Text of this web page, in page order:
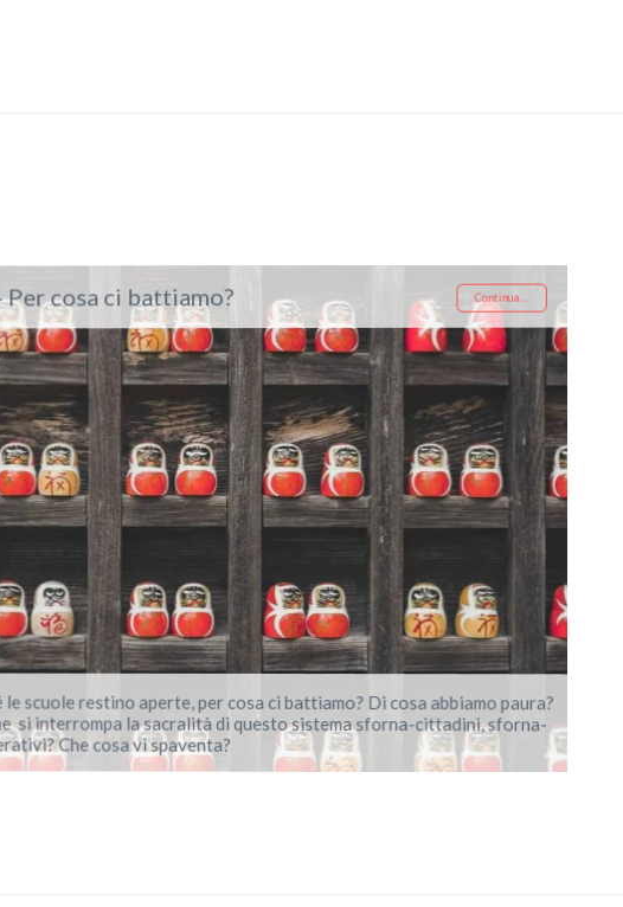
scuole restino aperte, per cosa ci battiamo? Di cosa abbiamo paura?
si interrompa la sacralità di questo sistema sforna-cittadini, sforna-
Che cosa vi spaventa?
cosa ci battiamo? Continua....